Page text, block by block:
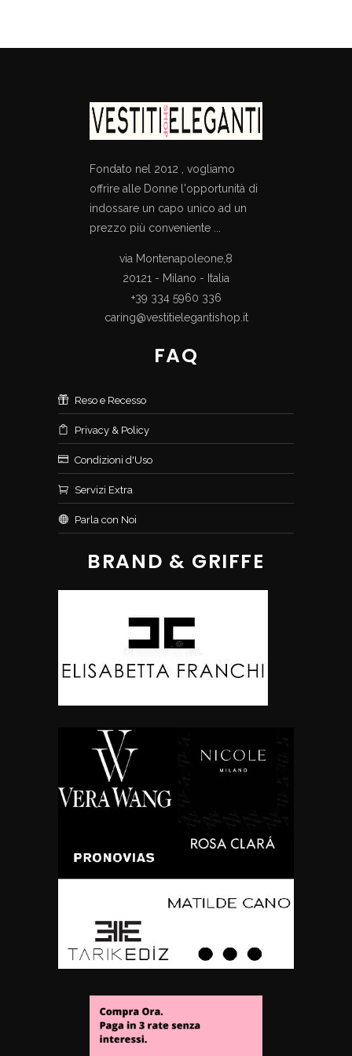
Fondato nel 2012 , vogliamo
offrire alle Donne l'opportunità di
indossare un capo unico ad un
prezzo più conveniente ...
via Montenapoleone,8
20121 - Milano - Italia
+39 334 5960 336
caring@vestitielegantishop.it
FAQ
Reso e Recesso
Privacy & Policy
Condizioni d'Uso
Servizi Extra
Parla con Noi
BRAND & GRIFFE